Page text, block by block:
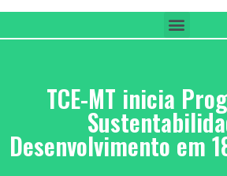
TCE-MT inicia
Desenvolvimento em